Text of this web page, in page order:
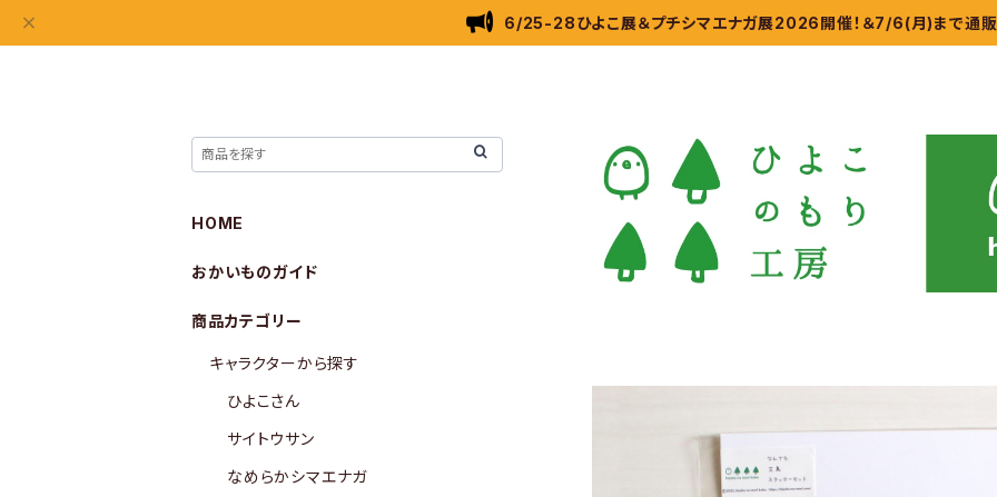
6/25-28ひよこ展＆プチシマエナガ展2026開催！＆7/6(月)まで通
HOME
おかいものガイド
商品カテゴリー
キャラクターから探す
ひよこさん
サイトウサン
なめらかシマエナガ